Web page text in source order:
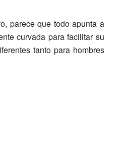
parece que todo apunta a
curvada para facilitar su
tanto para hombres